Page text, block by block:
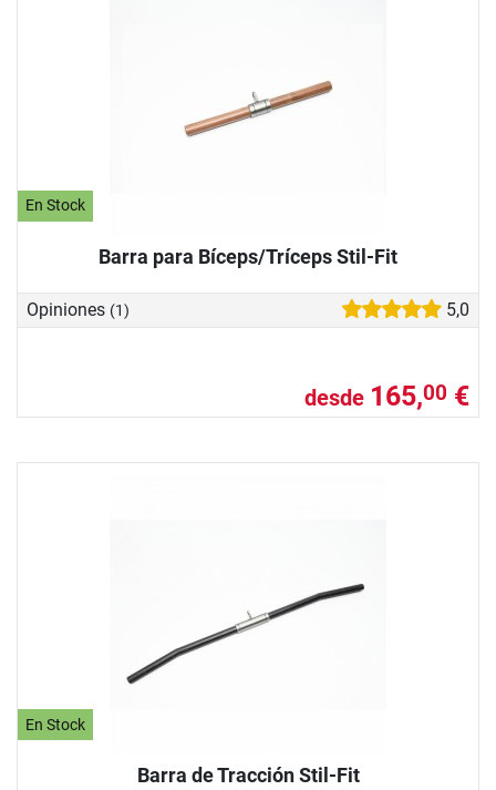
En Stock
Barra para Bíceps/Tríceps Stil-Fit
Opiniones (1) 5,0
desde 165,00 €
En Stock
Barra de Tracción Stil-Fit